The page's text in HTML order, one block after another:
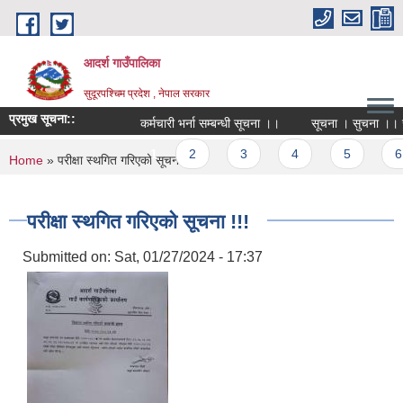
Skip to main content
आदर्श गाउँपालिका
सुदूरपश्चिम प्रदेश , नेपाल सरकार
प्रमुख सूचना:: कर्मचारी भर्ना सम्बन्धी सूचना ।। सूचना । सुचना ।।
Pages
1 2
You are here
Home » परीक्षा स्थगित गरिएको सूचना !!!
परीक्षा स्थगित गरिएको सूचना !!!
Submitted on: Sat, 01/27/2024 - 17:37